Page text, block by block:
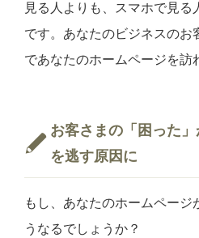
見る人よりも、スマホで見
です。あなたのビジネスのお
であなたのホームページを訪
お客さまの「困った
を逃す原因に
もし、あなたのホームペー
うなるでしょうか？